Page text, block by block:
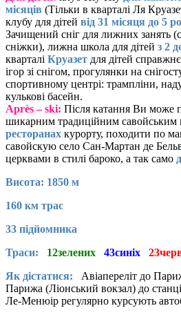
місяців (Тільки в кварталі Ля
клубу для дітей від 31 місяця до 5
Зачищений сніг для лижних занять
сніжки), лижна школа для дітей з 2
кварталі Круазет для дітей справжнє
ігор зі снігом, прогулянки на
спортивному центрі: трампліни,
кулькові басейн.
Аprès – ski: Після катання Ви може
шикарним традиційним савойським
ресторанах курорту, походити по
савойскую село Сан-Мартан де
церквами в стилі бароко, а так само
Висота: 1850 м
160 км трас
33 підйомника
Траси: 12зелених 43синіх
Як дістатися: Авіапереліт до
Парижа (Ліонський вокзал) до
Ле-Менюір регулярно курсують